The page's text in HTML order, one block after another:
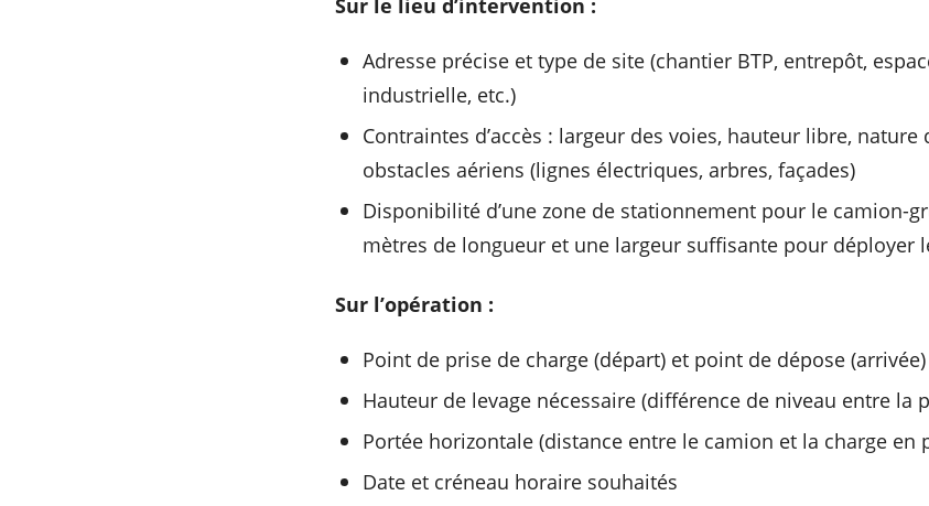
Adresse précise et type de site (chantier BTP, entrepôt,
industrielle, etc.)
Contraintes d’accès : largeur des voies, hauteur libre, nature
obstacles aériens (lignes électriques, arbres, façades)
Disponibilité d’une zone de stationnement pour le camion-
mètres de longueur et une largeur suffisante pour déployer
Sur l’opération :
Point de prise de charge (départ) et point de dépose (arrivée)
Hauteur de levage nécessaire (différence de niveau entre la
Portée horizontale (distance entre le camion et la charge en
Date et créneau horaire souhaités